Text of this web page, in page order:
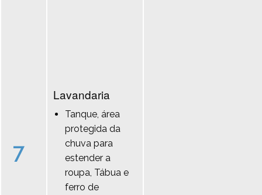
7
Lavandaria
Tanque, área
protegida da
chuva para
estender a
roupa, Tábua e
ferro de